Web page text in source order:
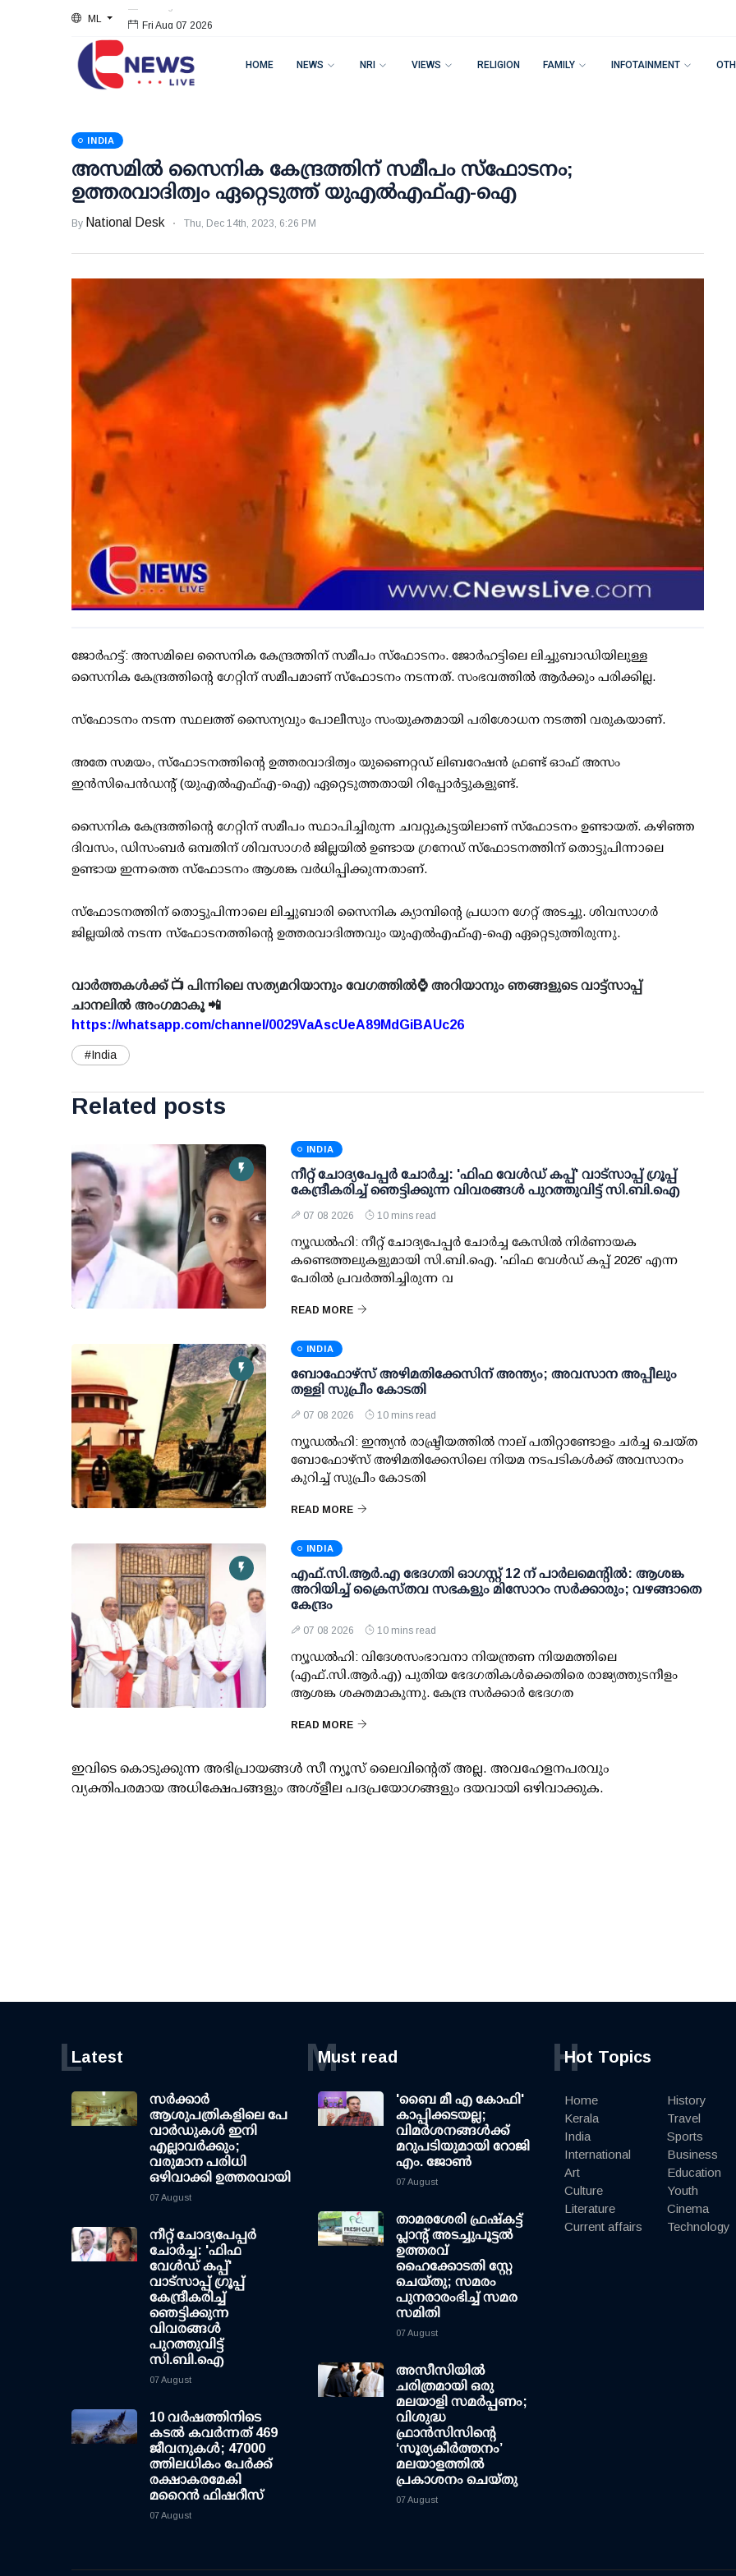
ML Fri Aug 07 2026
HOME NEWS NRI VIEWS RELIGION FAMILY INFOTAINMENT
INDIA
അസമില്‍ സൈനിക കേന്ദ്രത്തിന് സമീപം സ്‌ഫോടനം;
ഉത്തരവാദിത്വം ഏറ്റെടുത്ത് യുഎല്‍എഫ്എ-ഐ
By National Desk Thu, Dec 14th, 2023, 6:26 PM
ജോര്‍ഹട്ട്: അസമിലെ സൈനിക കേന്ദ്രത്തിന് സമീപം സ്‌ഫോടനം. ജോര്‍ഹട്ടിലെ ലിച്ചുബാഡിയിലുള്ള
സൈനിക കേന്ദ്രത്തിന്റെ ഗേറ്റിന് സമീപമാണ് സ്‌ഫോടനം നടന്നത്. സംഭവത്തില്‍ ആര്‍ക്കും പരിക്കില്ല.
സ്‌ഫോടനം നടന്ന സ്ഥലത്ത് സൈന്യവും പോലീസും സംയുക്തമായി പരിശോധന നടത്തി വരുകയാണ്.
അതേ സമയം, സ്‌ഫോടനത്തിന്റെ ഉത്തരവാദിത്വം യുണൈറ്റഡ് ലിബറേഷന്‍ ഫ്രണ്ട് ഓഫ് അസം
ഇന്‍സിപെന്‍ഡന്റ് (യുഎല്‍എഫ്എ-ഐ) ഏറ്റെടുത്തതായി റിപ്പോര്‍ട്ടുകളുണ്ട്.
സൈനിക കേന്ദ്രത്തിന്റെ ഗേറ്റിന് സമീപം സ്ഥാപിച്ചിരുന്ന ചവറ്റുകുട്ടയിലാണ് സ്‌ഫോടനം ഉണ്ടായത്. കഴിഞ്ഞ
ദിവസം, ഡിസംബര്‍ ഒമ്പതിന് ശിവസാഗര്‍ ജില്ലയില്‍ ഉണ്ടായ ഗ്രനേഡ് സ്‌ഫോടനത്തിന് തൊട്ടുപിന്നാലെ
ഉണ്ടായ ഇന്നത്തെ സ്‌ഫോടനം ആശങ്ക വര്‍ധിപ്പിക്കുന്നതാണ്.
സ്ഫോടനത്തിന് തൊട്ടുപിന്നാലെ ലിച്ചുബാരി സൈനിക ക്യാമ്പിന്റെ പ്രധാന ഗേറ്റ് അടച്ചു. ശിവസാഗര്‍
ജില്ലയില്‍ നടന്ന സ്‌ഫോടനത്തിന്റെ ഉത്തരവാദിത്തവും യുഎല്‍എഫ്എ-ഐ ഏറ്റെടുത്തിരുന്നു.
വാർത്തകൾക്ക് 📺 പിന്നിലെ സത്യമറിയാനും വേഗത്തിൽ⌚ അറിയാനും ഞങ്ങളുടെ വാട്ട്സാപ്പ്
ചാനലിൽ അംഗമാകൂ 📲
https://whatsapp.com/channel/0029VaAscUeA89MdGiBAUc26
#India
Related posts
INDIA
നീറ്റ് ചോദ്യപേപ്പര്‍ ചോര്‍ച്ച: 'ഫിഫ വേള്‍ഡ് കപ്പ്' വാട്സാപ്പ് ഗ്രൂപ്പ്
കേന്ദ്രീകരിച്ച് ഞെട്ടിക്കുന്ന വിവരങ്ങള്‍ പുറത്തുവിട്ട് സി.ബി.ഐ
07 08 2026 10 mins read
ന്യൂഡല്‍ഹി: നീറ്റ് ചോദ്യപേപ്പര്‍ ചോര്‍ച്ച കേസില്‍ നിര്‍ണായക
കണ്ടെത്തലുകളുമായി സി.ബി.ഐ. 'ഫിഫ വേള്‍ഡ് കപ്പ് 2026' എന്ന
പേരില്‍ പ്രവര്‍ത്തിച്ചിരുന്ന വ
READ MORE
INDIA
ബോഫോഴ്സ് അഴിമതിക്കേസിന് അന്ത്യം; അവസാന അപ്പീലും
തള്ളി സുപ്രീം കോടതി
07 08 2026 10 mins read
ന്യൂഡല്‍ഹി: ഇന്ത്യന്‍ രാഷ്ട്രീയത്തില്‍ നാല് പതിറ്റാണ്ടോളം ചര്‍ച്ച ചെയ്ത
ബോഫോഴ്സ് അഴിമതിക്കേസിലെ നിയമ നടപടികള്‍ക്ക് അവസാനം
കുറിച്ച് സുപ്രീം കോടതി
READ MORE
INDIA
എഫ്.സി.ആര്‍.എ ഭേദഗതി ഓഗസ്റ്റ് 12 ന് പാര്‍ലമെന്റില്‍: ആശങ്ക
അറിയിച്ച് ക്രൈസ്തവ സഭകളും മിസോറം സര്‍ക്കാരും; വഴങ്ങാതെ
കേന്ദ്രം
07 08 2026 10 mins read
ന്യൂഡല്‍ഹി: വിദേശസംഭാവനാ നിയന്ത്രണ നിയമത്തിലെ
(എഫ്.സി.ആര്‍.എ) പുതിയ ഭേദഗതികള്‍ക്കെതിരെ രാജ്യത്തുടനീളം
ആശങ്ക ശക്തമാകുന്നു. കേന്ദ്ര സര്‍ക്കാര്‍ ഭേദഗത
READ MORE
ഇവിടെ കൊടുക്കുന്ന അഭിപ്രായങ്ങള്‍ സീ ന്യൂസ് ലൈവിന്റെത് അല്ല. അവഹേളനപരവും
വ്യക്തിപരമായ അധിക്ഷേപങ്ങളും അശ്‌ളീല പദപ്രയോഗങ്ങളും ദയവായി ഒഴിവാക്കുക.
Latest
L
സര്‍ക്കാര്‍
ആശുപത്രികളിലെ പേ
വാര്‍ഡുകള്‍ ഇനി
എല്ലാവര്‍ക്കും;
വരുമാന പരിധി
ഒഴിവാക്കി ഉത്തരവായി
07 August
നീറ്റ് ചോദ്യപേപ്പര്‍
ചോര്‍ച്ച: 'ഫിഫ
വേള്‍ഡ് കപ്പ്'
വാട്സാപ്പ് ഗ്രൂപ്പ്
കേന്ദ്രീകരിച്ച്
ഞെട്ടിക്കുന്ന
വിവരങ്ങള്‍
പുറത്തുവിട്ട്
സി.ബി.ഐ
07 August
10 വര്‍ഷത്തിനിടെ
കടല്‍ കവര്‍ന്നത് 469
ജീവനുകള്‍; 47000
ത്തിലധികം പേര്‍ക്ക്
രക്ഷാകരമേകി
മറൈന്‍ ഫിഷറീസ്
07 August
Must read
M
'ബൈ മീ എ കോഫി'
കാപ്പിക്കടയല്ല;
വിമര്‍ശനങ്ങള്‍ക്ക്
മറുപടിയുമായി റോജി
എം. ജോണ്‍
07 August
താമരശേരി ഫ്രഷ്കട്ട്
പ്ലാന്റ് അടച്ചുപൂട്ടൽ
ഉത്തരവ്
ഹൈക്കോടതി സ്റ്റേ
ചെയ്തു; സമരം
പുനരാരംഭിച്ച് സമര
സമിതി
07 August
അസീസിയിൽ
ചരിത്രമായി ഒരു
മലയാളി സമർപ്പണം;
വിശുദ്ധ
ഫ്രാൻസിസിന്റെ
‘സൂര്യകീർത്തനം’
മലയാളത്തിൽ
പ്രകാശനം ചെയ്തു
07 August
Hot Topics
H
Home
Kerala
India
International
Art
Culture
Literature
Current affairs
History
Travel
Sports
Business
Education
Youth
Cinema
Technology